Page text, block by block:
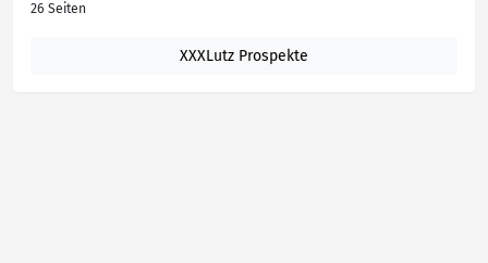
26 Seiten
XXXLutz Prospekte